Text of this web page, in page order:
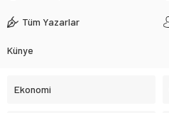
Tüm Yazarlar
Künye
Ekonomi